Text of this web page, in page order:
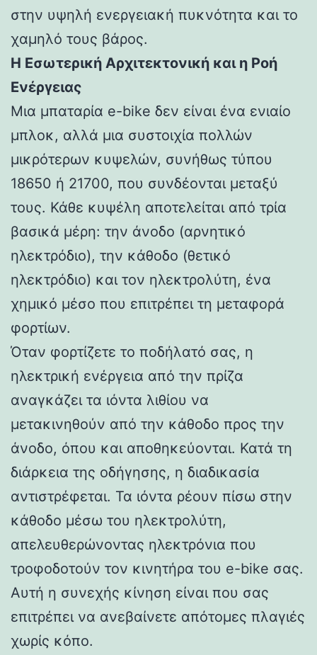
στην υψηλή ενεργειακή πυκνότητα και το
χαμηλό τους βάρος.
Η Εσωτερική Αρχιτεκτονική και η Ροή
Ενέργειας
Μια μπαταρία e-bike δεν είναι ένα ενιαίο
μπλοκ, αλλά μια συστοιχία πολλών
μικρότερων κυψελών, συνήθως τύπου
18650 ή 21700, που συνδέονται μεταξύ
τους. Κάθε κυψέλη αποτελείται από τρία
βασικά μέρη: την άνοδο (αρνητικό
ηλεκτρόδιο), την κάθοδο (θετικό
ηλεκτρόδιο) και τον ηλεκτρολύτη, ένα
χημικό μέσο που επιτρέπει τη μεταφορά
φορτίων.
Όταν φορτίζετε το ποδήλατό σας, η
ηλεκτρική ενέργεια από την πρίζα
αναγκάζει τα ιόντα λιθίου να
μετακινηθούν από την κάθοδο προς την
άνοδο, όπου και αποθηκεύονται. Κατά τη
διάρκεια της οδήγησης, η διαδικασία
αντιστρέφεται. Τα ιόντα ρέουν πίσω στην
κάθοδο μέσω του ηλεκτρολύτη,
απελευθερώνοντας ηλεκτρόνια που
τροφοδοτούν τον κινητήρα του e-bike σας.
Αυτή η συνεχής κίνηση είναι που σας
επιτρέπει να ανεβαίνετε απότομες πλαγιές
χωρίς κόπο.